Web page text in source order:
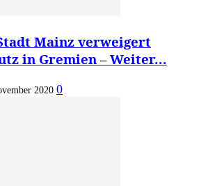
Mainz verweigert
in Gremien – Weiter...
2020 0